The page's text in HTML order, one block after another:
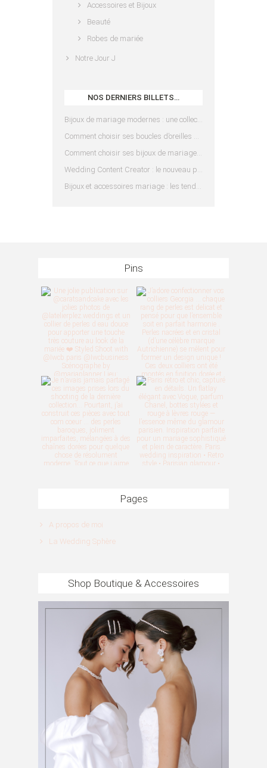
Accessoires et Bijoux
Beauté
Robes de mariée
Notre Jour J
NOS DERNIERS BILLETS…
Bijoux de mariage modernes : une collection pensée pour les mariées d’aujourd’hui
Comment choisir ses boucles d’oreilles de mariée en fonction de sa coiffure ?
Comment choisir ses bijoux de mariage en fonction de sa robe ?
Wedding Content Creator : le nouveau prestataire indispensable pour votre mariage
Bijoux et accessoires mariage : les tendances 2025
Pins
Pages
A propos de moi
La Wedding Sphère
Shop Boutique & Accessoires